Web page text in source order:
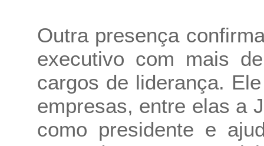
Outra presença
executivo com mais
cargos de liderança.
empresas, entre elas a
como presidente e